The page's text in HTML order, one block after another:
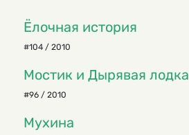
Ёлочная история
#104 / 2010
Мостик и Дырявая лодка
#96 / 2010
Мухина